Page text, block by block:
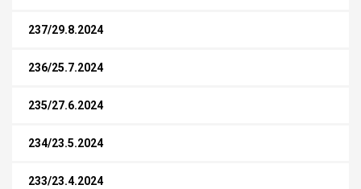
237/29.8.2024
236/25.7.2024
235/27.6.2024
234/23.5.2024
233/23.4.2024